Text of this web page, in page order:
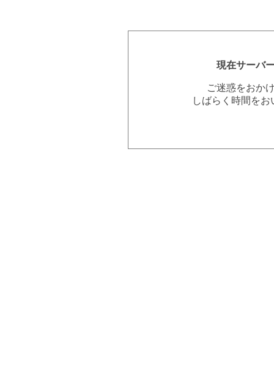
現在サーバ
ご迷惑をおか
しばらく時間を